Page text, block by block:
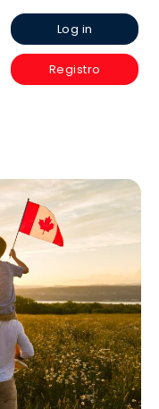
Log in
Registro